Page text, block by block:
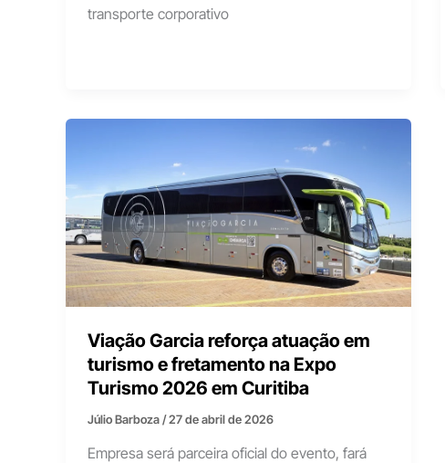
transporte corporativo
Viação Garcia reforça atuação em
turismo e fretamento na Expo
Turismo 2026 em Curitiba
Júlio Barboza/27 de abril de 2026
Empresa será parceira oficial do evento, fará